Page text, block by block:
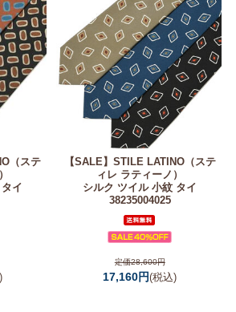
（ステ
イ
【SALE】 STILE LATINO（ステ
ィレ ラティーノ）
シルク ツイル 小紋 タイ
38235004025
定価28,600円
17,160円(税込)